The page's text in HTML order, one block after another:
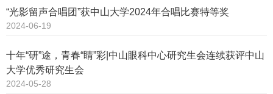
“光影留声合唱团”获中山大学2024年合唱比赛特等奖
2024-06-19
十年“研”途，青春“睛”彩|中山眼科中心研究生会连续获评中山
大学优秀研究生会
2024-05-28